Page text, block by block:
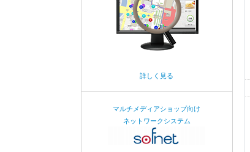
詳しく見る
マルチメディアショップ向け
ネットワークシステム